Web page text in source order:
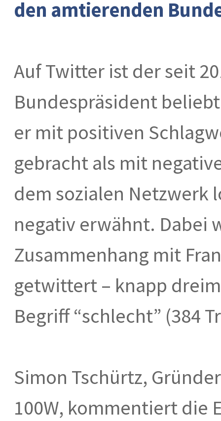
den amtierenden
Auf Twitter ist der seit
Bundespräsident
er mit positiven
gebracht als mit
dem sozialen Netzwerk
negativ erwähnt. Dabei
Zusammenhang mit
getwittert – knapp
Begriff “schlecht” (384
Simon Tschürtz,
100W, kommentiert die